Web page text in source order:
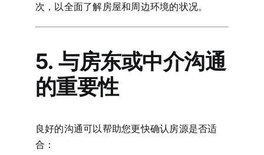
次，以全面了解房屋和周边环境的状况。
5. 与房东或中介沟通
的重要性
良好的沟通可以帮助您更快确认房源是否适
合：